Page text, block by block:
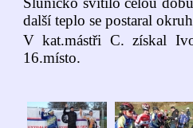
další teplo se postaral
V kat.mástři C. získal
16.místo.